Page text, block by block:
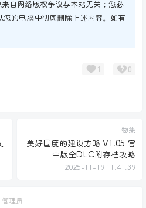
自网络版权争议与本站无关；您必
的电脑中彻底删除上述内容。如有
1 0
物集
美好国度的建设方略 V1.05 官
中版全DLC附存档攻略
2025-11-19 11:41:39
管理员